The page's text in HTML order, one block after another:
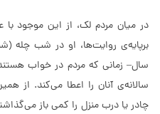
در میان مردم لک، از این موجود با
برپایه‌ی روایت‌ها، او در شب چله
سال– زمانی که مردم در خواب
سالانه‌ی آنان را اعطا می‌کند. از
چادر یا درب منزل را کمی باز